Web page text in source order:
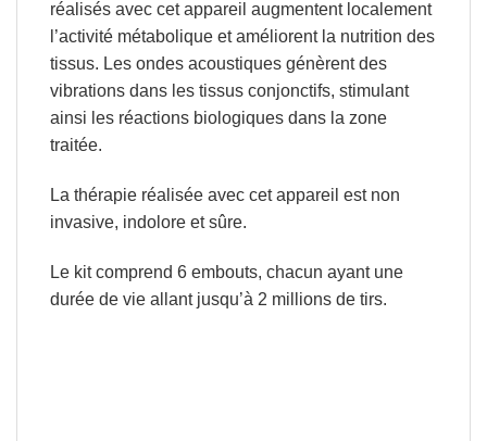
réalisés avec cet appareil augmentent localement
l’activité métabolique et améliorent la nutrition des
tissus. Les ondes acoustiques génèrent des
vibrations dans les tissus conjonctifs, stimulant
ainsi les réactions biologiques dans la zone
traitée.
La thérapie réalisée avec cet appareil est non
invasive, indolore et sûre.
Le kit comprend 6 embouts, chacun ayant une
durée de vie allant jusqu’à 2 millions de tirs.